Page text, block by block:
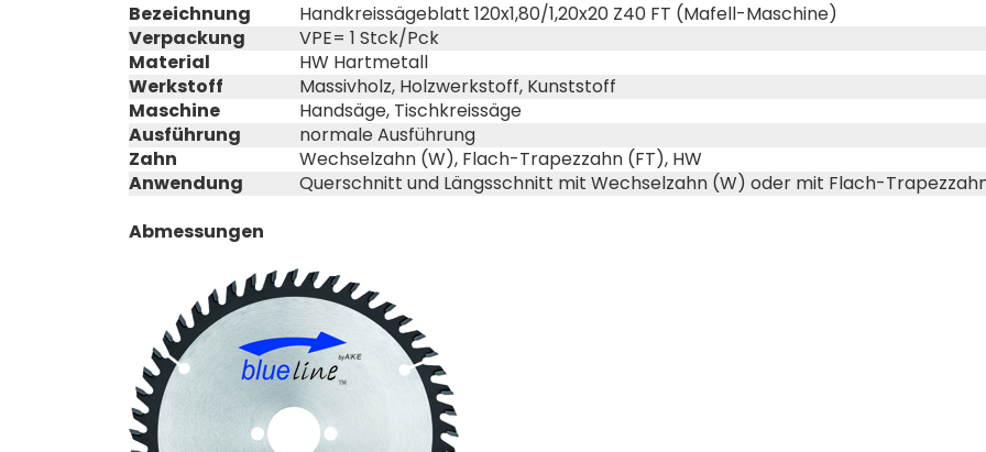
Bezeichnung
Handkreissägeblatt 120x1,80/1,20x20 Z40 FT (Mafell-Maschine)
Verpackung
VPE= 1 Stck/Pck
Material
HW Hartmetall
Werkstoff
Massivholz, Holzwerkstoff, Kunststoff
Maschine
Handsäge, Tischkreissäge
Ausführung
normale Ausführung
Zahn
Wechselzahn (W), Flach-Trapezzahn (FT), HW
Anwendung
Querschnitt und Längsschnitt mit Wechselzahn (W) oder mit Flach-
Abmessungen